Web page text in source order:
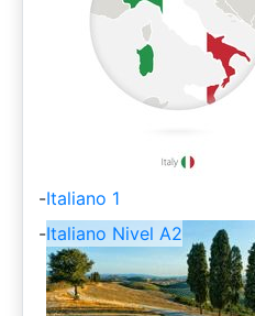
-Italiano 1
-Italiano Nivel A2